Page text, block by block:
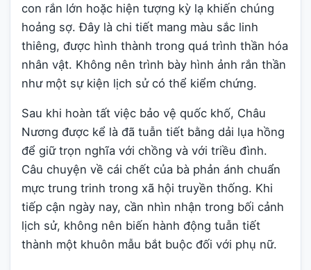
con rắn lớn hoặc hiện tượng kỳ lạ khiến chúng
hoảng sợ. Đây là chi tiết mang màu sắc linh
thiêng, được hình thành trong quá trình thần hóa
nhân vật. Không nên trình bày hình ảnh rắn thần
như một sự kiện lịch sử có thể kiểm chứng.
Sau khi hoàn tất việc bảo vệ quốc khố, Châu
Nương được kể là đã tuẫn tiết bằng dải lụa hồng
để giữ trọn nghĩa với chồng và với triều đình.
Câu chuyện về cái chết của bà phản ánh chuẩn
mực trung trinh trong xã hội truyền thống. Khi
tiếp cận ngày nay, cần nhìn nhận trong bối cảnh
lịch sử, không nên biến hành động tuẫn tiết
thành một khuôn mẫu bắt buộc đối với phụ nữ.